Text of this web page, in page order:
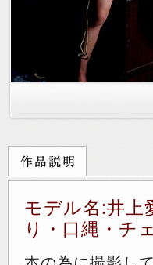
モデル名:井上
り・口縄・チ